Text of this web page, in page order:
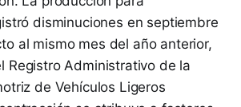
disminuciones en septiembre
al mismo mes del año anterior,
Registro Administrativo de la
de Vehículos Ligeros